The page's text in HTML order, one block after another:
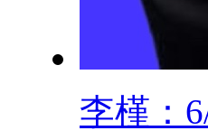
李槿：